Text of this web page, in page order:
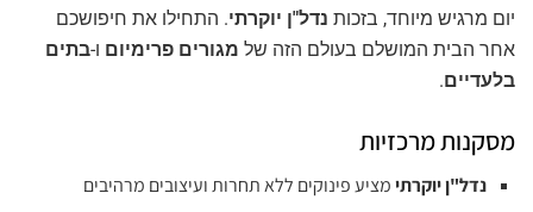
יום מרגיש מיוחד, בזכות נדל"ן יוקרתי. התחילו את חיפושכם
אחר הבית המושלם בעולם הזה של מגורים פרימיום ו-בתים
בלעדיים.
מסקנות מרכזיות
נדל"ן יוקרתימציע פינוקים ללא תחרות ועיצובים מרהיבים